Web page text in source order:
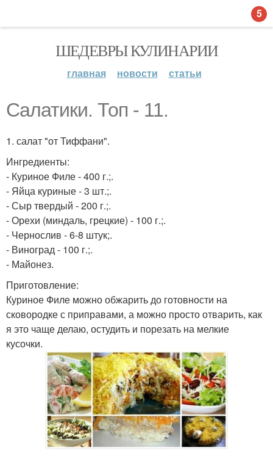
ШЕДЕВРЫ КУЛИНАРИИ
главная новости статьи
Салатики. Топ - 11.
1. салат "от Тиффани".
Ингредиенты:
- Куриное Филе - 400 г.;.
- Яйца куриные - 3 шт.;.
- Сыр твердый - 200 г.;.
- Орехи (миндаль, грецкие) - 100 г.;.
- Чернослив - 6-8 штук;.
- Виноград - 100 г.;.
- Майонез.
Приготовление:
Куриное Филе можно обжарить до готовности на
сковородке с приправами, а можно просто отварить, как
я это чаще делаю, остудить и порезать на мелкие
кусочки.
5